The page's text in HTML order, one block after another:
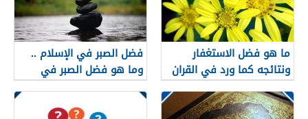
ما هو فضل الاستغفار
ونتائجه كما ورد في القران
والسنة النبوية
فضل الصبر في الإسلام ..
وما هو فضل الصبر في
الإسلام من القرآن والسنة